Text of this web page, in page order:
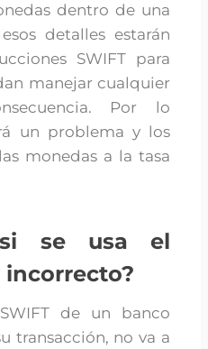
dentro de una
detalles estarán
SWIFT para
manejar cualquier
Por lo
un problema y los
monedas a la tasa
si se usa el
incorrecto?
de un banco
transacción, no va a